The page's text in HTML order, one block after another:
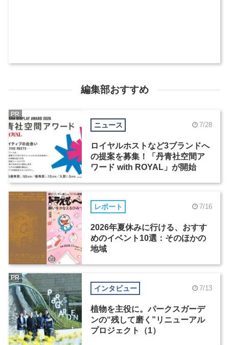
編集部おすすめ
ニュース 7/28
ロイヤルホストなど3ブランドへ
の提案を募集！「丹青社空間ア
ワード with ROYAL」が開始
PR
レポート 7/16
2026年夏休みに行ける、おすす
めのイベント10選：そのほかの
地域
インタビュー 7/13
植物を主役に。パークスガーデ
ンの“残して磨く”リニューアル
プロジェクト（1）
PR